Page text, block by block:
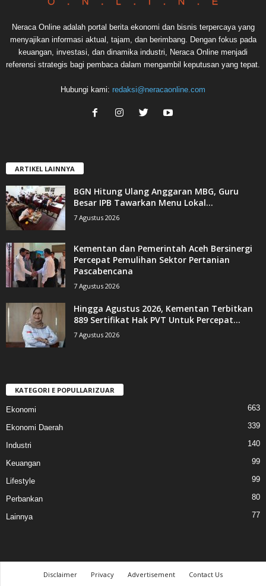
Neraca Online adalah portal berita ekonomi dan bisnis terpercaya yang
menyajikan informasi aktual, tajam, dan berimbang. Dengan fokus pada
keuangan, investasi, dan dinamika industri, Neraca Online menjadi
referensi strategis bagi pembaca dalam mengambil keputusan yang tepat.
Hubungi kami: redaksi@neracaonline.com
ARTIKEL LAINNYA
BGN Hitung Ulang Anggaran MBG, Guru
Besar IPB Tawarkan Menu Lokal...
7 Agustus 2026
Kementan dan Pemerintah Aceh Bersinergi
Percepat Pemulihan Sektor Pertanian
Pascabencana
7 Agustus 2026
Hingga Agustus 2026, Kementan Terbitkan
889 Sertifikat Hak PVT Untuk Percepat...
7 Agustus 2026
KATEGORI E POPULLARIZUAR
Ekonomi 663
Ekonomi Daerah 339
Industri 140
Keuangan 99
Lifestyle 99
Perbankan 80
Lainnya 77
Disclaimer Privacy Advertisement Contact Us